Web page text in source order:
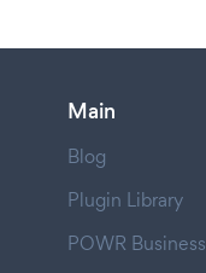
Main
Blog
Plugin Library
POWR Business